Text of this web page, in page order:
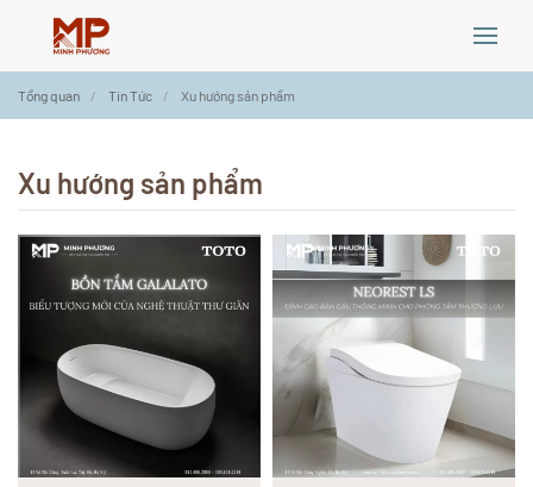
Skip
to
content
Tổng quan Tin Tức Xu hướng sản phẩm
Xu hướng sản phẩm